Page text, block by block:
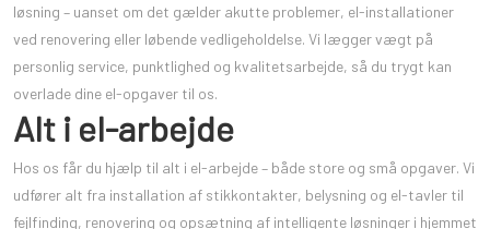
løsning – uanset om det gælder akutte problemer, el-installationer
ved renovering eller løbende vedligeholdelse. Vi lægger vægt på
personlig service, punktlighed og kvalitetsarbejde, så du trygt kan
overlade dine el-opgaver til os.
Alt i el-arbejde
Hos os får du hjælp til alt i el-arbejde – både store og små opgaver. Vi
udfører alt fra installation af stikkontakter, belysning og el-tavler til
fejlfinding, renovering og opsætning af intelligente løsninger i hjemmet